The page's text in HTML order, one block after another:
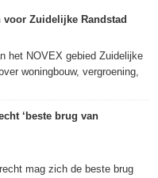
voor Zuidelijke Randstad
het NOVEX gebied Zuidelijke
woningbouw, vergroening,
‘beste brug van
mag zich de beste brug